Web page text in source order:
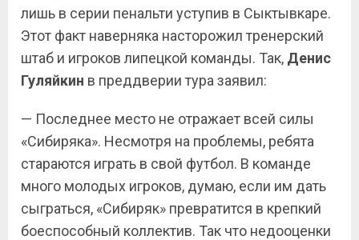
лишь в серии пенальти уступив в Сыктывкаре.
Этот факт наверняка насторожил тренерский
штаб и игроков липецкой команды. Так, Денис
Гуляйкин в преддверии тура заявил:
— Последнее место не отражает всей силы
«Сибиряка». Несмотря на проблемы, ребята
стараются играть в свой футбол. В команде
много молодых игроков, думаю, если им дать
сыграться, «Сибиряк» превратится в крепкий
боеспособный коллектив. Так что недооценки